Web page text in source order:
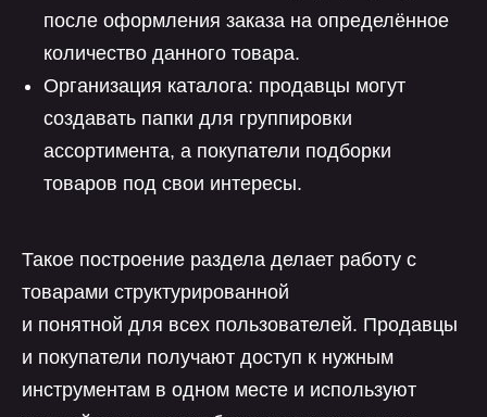
после оформления заказа на определённое
количество данного товара.
Организация каталога: продавцы могут
создавать папки для группировки
ассортимента, а покупатели подборки
товаров под свои интересы.
Такое построение раздела делает работу с
товарами структурированной
и понятной для всех пользователей. Продавцы
и покупатели получают доступ к нужным
инструментам в одном месте и используют